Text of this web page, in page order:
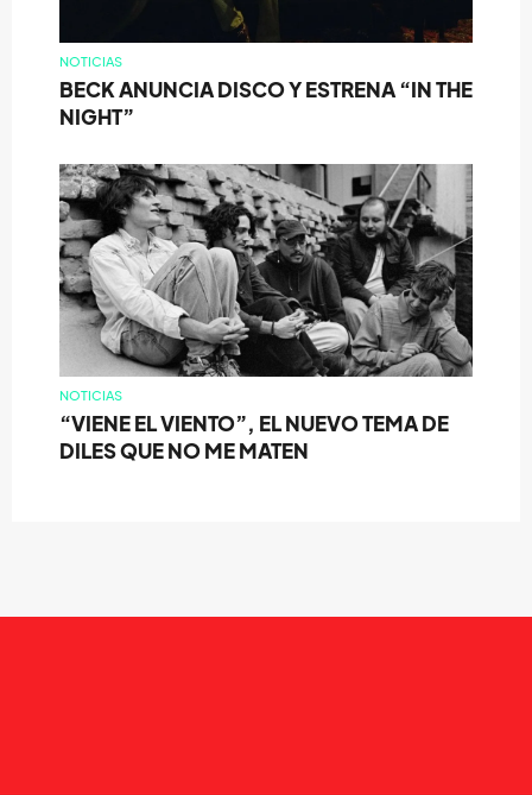
NOTICIAS
BECK ANUNCIA DISCO Y ESTRENA “IN THE
NIGHT”
NOTICIAS
“VIENE EL VIENTO”, EL NUEVO TEMA DE
DILES QUE NO ME MATEN